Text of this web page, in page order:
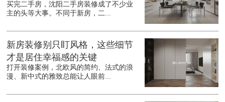
买完二手房，沈阳二手房装修成了不少业
主的头等大事。不同于新房，二...
新房装修别只盯风格，这些细节
才是居住幸福感的关键
打开装修案例，北欧风的简约、法式的浪
漫、新中式的雅致总能让人眼前...